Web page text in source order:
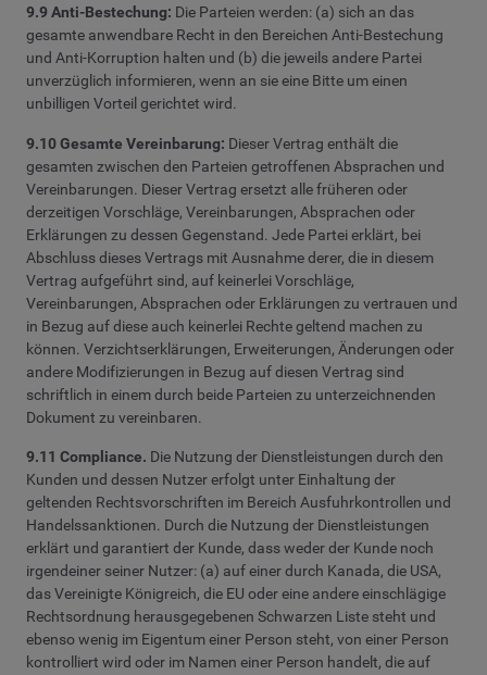
9.9 Anti-Bestechung: Die Parteien werden: (a) sich an das
gesamte anwendbare Recht in den Bereichen Anti-Bestechung
und Anti-Korruption halten und (b) die jeweils andere Partei
unverzüglich informieren, wenn an sie eine Bitte um einen
unbilligen Vorteil gerichtet wird.
9.10 Gesamte Vereinbarung: Dieser Vertrag enthält die
gesamten zwischen den Parteien getroffenen Absprachen und
Vereinbarungen. Dieser Vertrag ersetzt alle früheren oder
derzeitigen Vorschläge, Vereinbarungen, Absprachen oder
Erklärungen zu dessen Gegenstand. Jede Partei erklärt, bei
Abschluss dieses Vertrags mit Ausnahme derer, die in diesem
Vertrag aufgeführt sind, auf keinerlei Vorschläge,
Vereinbarungen, Absprachen oder Erklärungen zu vertrauen und
in Bezug auf diese auch keinerlei Rechte geltend machen zu
können. Verzichtserklärungen, Erweiterungen, Änderungen oder
andere Modifizierungen in Bezug auf diesen Vertrag sind
schriftlich in einem durch beide Parteien zu unterzeichnenden
Dokument zu vereinbaren.
9.11 Compliance. Die Nutzung der Dienstleistungen durch den
Kunden und dessen Nutzer erfolgt unter Einhaltung der
geltenden Rechtsvorschriften im Bereich Ausfuhrkontrollen und
Handelssanktionen. Durch die Nutzung der Dienstleistungen
erklärt und garantiert der Kunde, dass weder der Kunde noch
irgendeiner seiner Nutzer: (a) auf einer durch Kanada, die USA,
das Vereinigte Königreich, die EU oder eine andere einschlägige
Rechtsordnung herausgegebenen Schwarzen Liste steht und
ebenso wenig im Eigentum einer Person steht, von einer Person
kontrolliert wird oder im Namen einer Person handelt, die auf